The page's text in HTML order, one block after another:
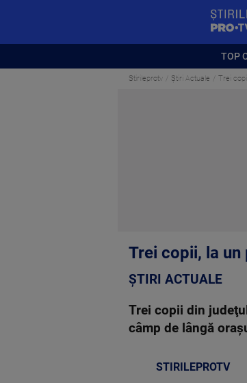
TOP
Stirileprotv Știri Actuale Trei
Trei copii, la
ȘTIRI ACTUALE
Trei copii din
câmp de lângă
STIRILEPROTV